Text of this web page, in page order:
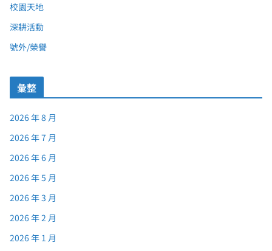
校園天地
深耕活動
號外/榮譽
彙整
2026 年 8 月
2026 年 7 月
2026 年 6 月
2026 年 5 月
2026 年 3 月
2026 年 2 月
2026 年 1 月